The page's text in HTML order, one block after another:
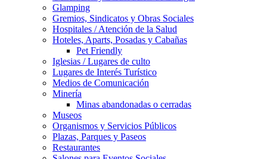
Glamping
Gremios, Sindicatos y Obras Sociales
Hospitales / Atención de la Salud
Hoteles, Aparts, Posadas y Cabañas
Pet Friendly
Iglesias / Lugares de culto
Lugares de Interés Turístico
Medios de Comunicación
Minería
Minas abandonadas o cerradas
Museos
Organismos y Servicios Públicos
Plazas, Parques y Paseos
Restaurantes